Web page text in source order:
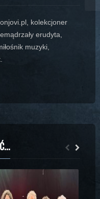
kolekcjoner
erudyta,
muzyki,